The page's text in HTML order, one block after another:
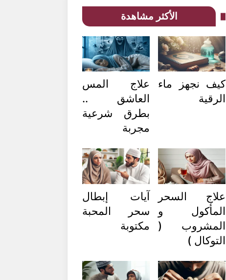
الأكثر مشاهدة
كيف نجهز ماء
الرقية
علاج المس
العاشق ..
بطرق شرعية
مجربة
علاج السحر
المأكول و
المشروب (
التوكال )
آيات إبطال
سحر المحبة
مكتوبة